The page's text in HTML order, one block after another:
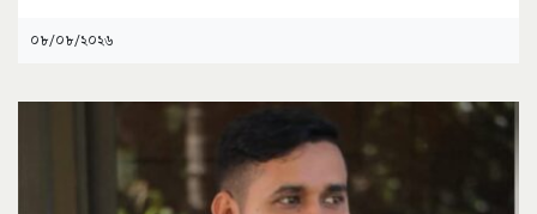
০৮/০৮/২০২৬